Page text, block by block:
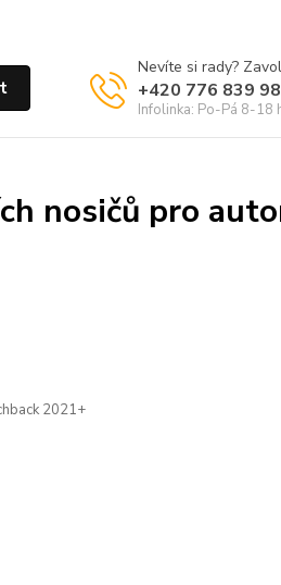
Nevíte si rady?
+420 776 839
Infolinka: Po-Pá 8-18
2021+
nosičů pro